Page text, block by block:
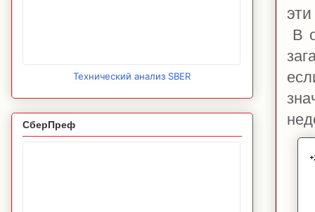
В
Технический анализ SBER
СберПреф